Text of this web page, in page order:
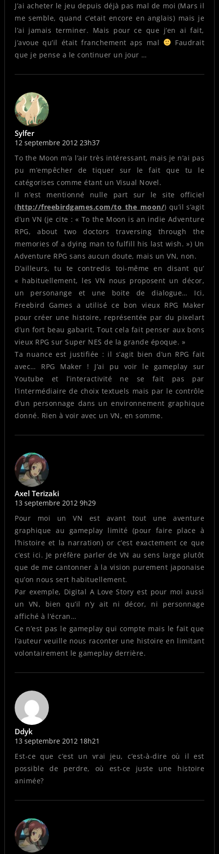
J’ai acheter le jeu depuis déjà pas mal de moi (Mars il
me semble, quand c’etait encore en anglais) mais je
l’ai jamais terminer. Mais pour ce que j’en ai fait,
j’avoue qu’il était franchement aps mal
Faudrait
que je pense a le continuer un jour …
Sylfer
12 septembre 2012 23h37
To the Moon m’a l’air très intéressant, mais je n’ai pas
pu m’empêcher de tiquer sur le fait que tu le
catégorises comme étant un Visual Novel.
Il n’est mentionné nulle part sur le site officiel
(http://freebirdgames.com/to_the_moon/) qu’il s’agit
d’un VN (je cite : « To the Moon is an indie Adventure
RPG, about two doctors traversing through the
memories of a dying man to fulfill his last wish. ») Un
Adventure RPG sans aucun doute, mais un VN, non.
D’ailleurs, tu te contredis toi-même en disant qu’
« habituellement, les VN nous proposent un décor,
un personange et une boite de dialogue… Ici,
Freebird Games a utilisé ce bon vieux RPG Maker
pour créer une histoire, représentée par du pixelart
d’un fort beau gabarit. Tout cela fait penser aux bons
vieux RPG sur Super NES de la grande époque. »
Ta nuance est justifiée : il s’agit bien d’un RPG fait
avec… RPG Maker ! J’ai pu voir le gameplay sur
Youtube et l’interactivité ne se fait pas par
l’intermédiaire de choix textuels mais par le contrôle
d’un personnage dans un environnement graphique
donné. Rien à voir avec un VN, en somme.
Axel Terizaki
13 septembre 2012 9h29
Pour moi un VN est avant tout une aventure
graphique au gameplay limité (pour faire place à
l’histoire et la narration) or c’est exactement ce que
c’est ici. Je préfère parler de VN au sens large plutôt
que de me cantonner à la vision purement japonaise
qu’on nous sert habituellement.
Par exemple, Digital A Love Story est pour moi aussi
un VN, bien qu’il n’y ait ni décor, ni personnage
affiché à l’écran…
Ce n’est pas le gameplay qui compte mais le fait que
l’auteur veuille nous raconter une histoire en limitant
volontairement le gameplay derrière.
Ddyk
13 septembre 2012 18h21
Est-ce que c’est un vrai jeu, c’est-à-dire où il est
possible de perdre, où est-ce juste une histoire
animée?